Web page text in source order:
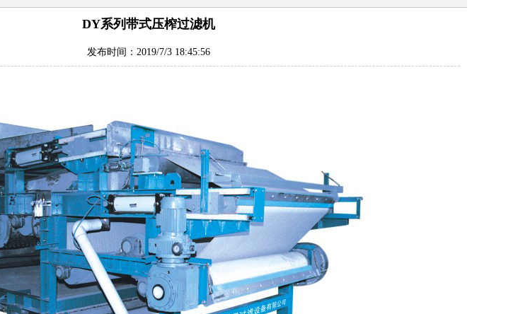
DY系列带式压榨过滤机
发布时间：2019/7/3 18:45:56